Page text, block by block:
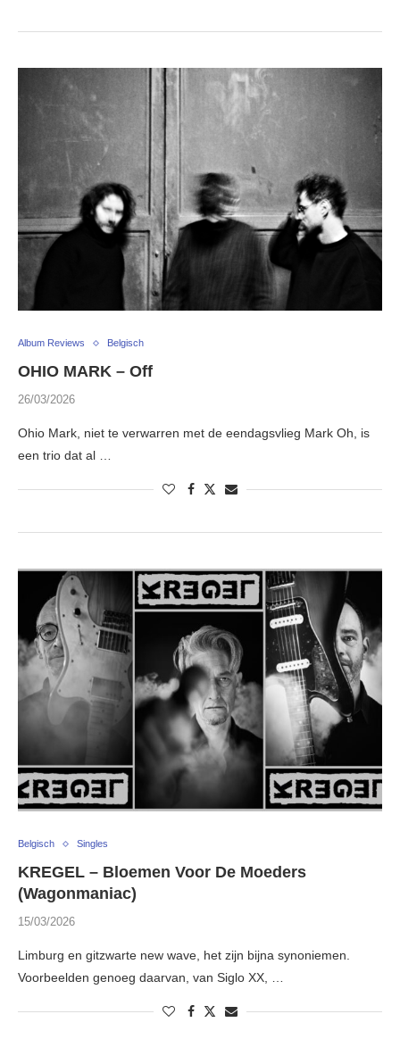
Album Reviews Belgisch
OHIO MARK – Off
26/03/2026
Ohio Mark, niet te verwarren met de eendagsvlieg Mark Oh, is
een trio dat al …
Belgisch Singles
KREGEL – Bloemen Voor De Moeders
(Wagonmaniac)
15/03/2026
Limburg en gitzwarte new wave, het zijn bijna synoniemen.
Voorbeelden genoeg daarvan, van Siglo XX, …